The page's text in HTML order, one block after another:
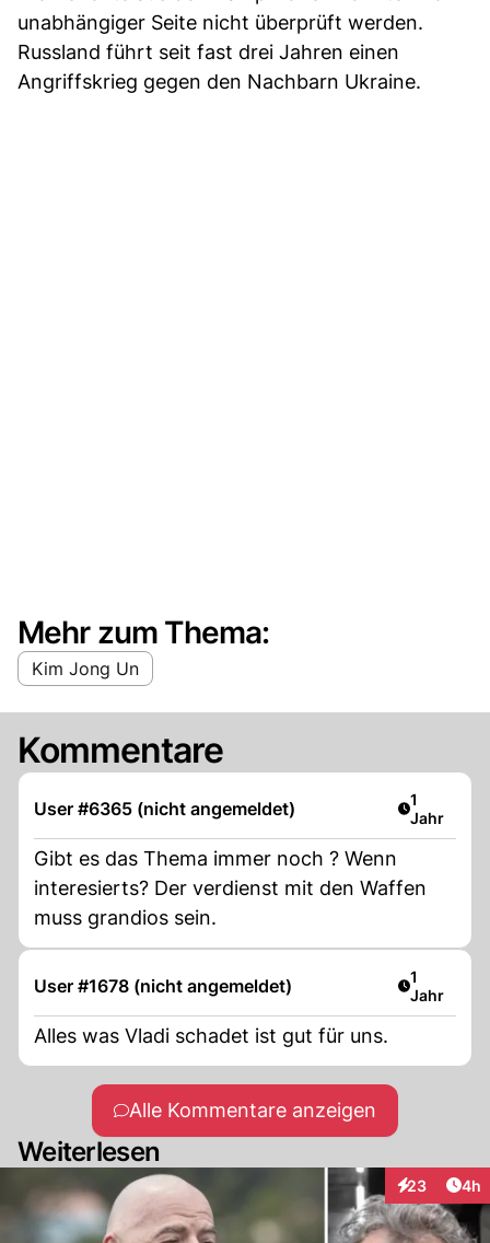
unabhängiger Seite nicht überprüft werden.
Russland führt seit fast drei Jahren einen
Angriffskrieg gegen den Nachbarn Ukraine.
Mehr zum Thema:
Kim Jong Un
Kommentare
User #6365 (nicht angemeldet) Artikel
1
Jahr
Gibt es das Thema immer noch ? Wenn
interesierts? Der verdienst mit den Waffen
muss grandios sein.
User #1678 (nicht angemeldet) Artikel
1
Jahr
Alles was Vladi schadet ist gut für uns.
Alle Kommentare anzeigen
Weiterlesen
23
Interaktionen
4h